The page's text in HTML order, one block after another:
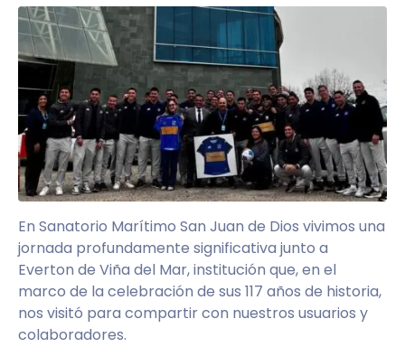
En Sanatorio Marítimo San Juan de Dios vivimos una
jornada profundamente significativa junto a
Everton de Viña del Mar, institución que, en el
marco de la celebración de sus 117 años de historia,
nos visitó para compartir con nuestros usuarios y
colaboradores.